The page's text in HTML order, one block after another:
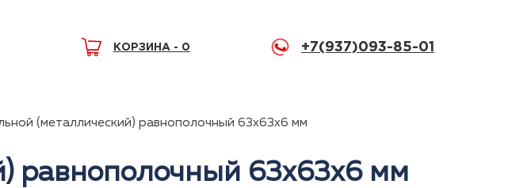
КОРЗИНА - 0 +7(937)093-85-01
(металлический) равнополочный 63x63x6 мм
равнополочный 63x63x6 мм